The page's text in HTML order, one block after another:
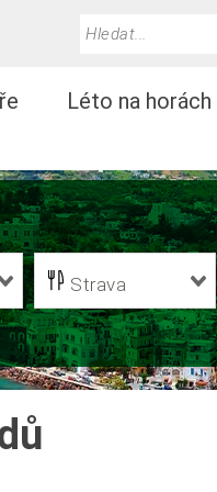
Léto na horách
Strava